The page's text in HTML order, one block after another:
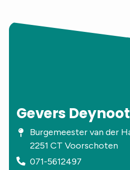
Gevers Deynoot
Burgemeester van der
2251 CT Voorschoten
071-5612497